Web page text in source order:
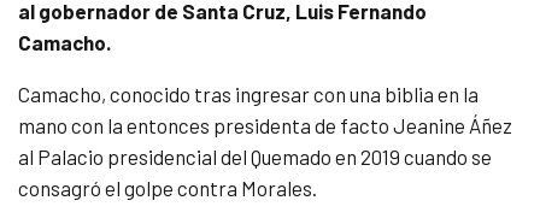
al gobernador de Santa Cruz, Luis Fernando
Camacho.
Camacho, conocido tras ingresar con una biblia en la
mano con la entonces presidenta de facto Jeanine Áñez
al Palacio presidencial del Quemado en 2019 cuando se
consagró el golpe contra Morales.